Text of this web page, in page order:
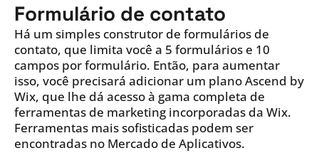
Formulário de contato
Há um simples construtor de formulários de
contato, que limita você a 5 formulários e 10
campos por formulário. Então, para aumentar
isso, você precisará adicionar um plano Ascend by
Wix, que lhe dá acesso à gama completa de
ferramentas de marketing incorporadas da Wix.
Ferramentas mais sofisticadas podem ser
encontradas no Mercado de Aplicativos.